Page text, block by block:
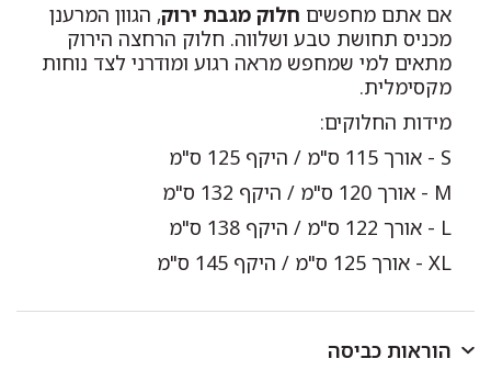
אם אתם מחפשים חלוק מגבת ירוק, הגוון המרענן
מכניס תחושת טבע ושלווה. חלוק הרחצה הירוק
מתאים למי שמחפש מראה רגוע ומודרני לצד נוחות
מקסימלית.
מידות החלוקים:
S - אורך 115 ס"מ / היקף 125 ס"מ
M - אורך 120 ס"מ / היקף 132 ס"מ
L - אורך 122 ס"מ / היקף 138 ס"מ
XL - אורך 125 ס"מ / היקף 145 ס"מ
הוראות כביסה